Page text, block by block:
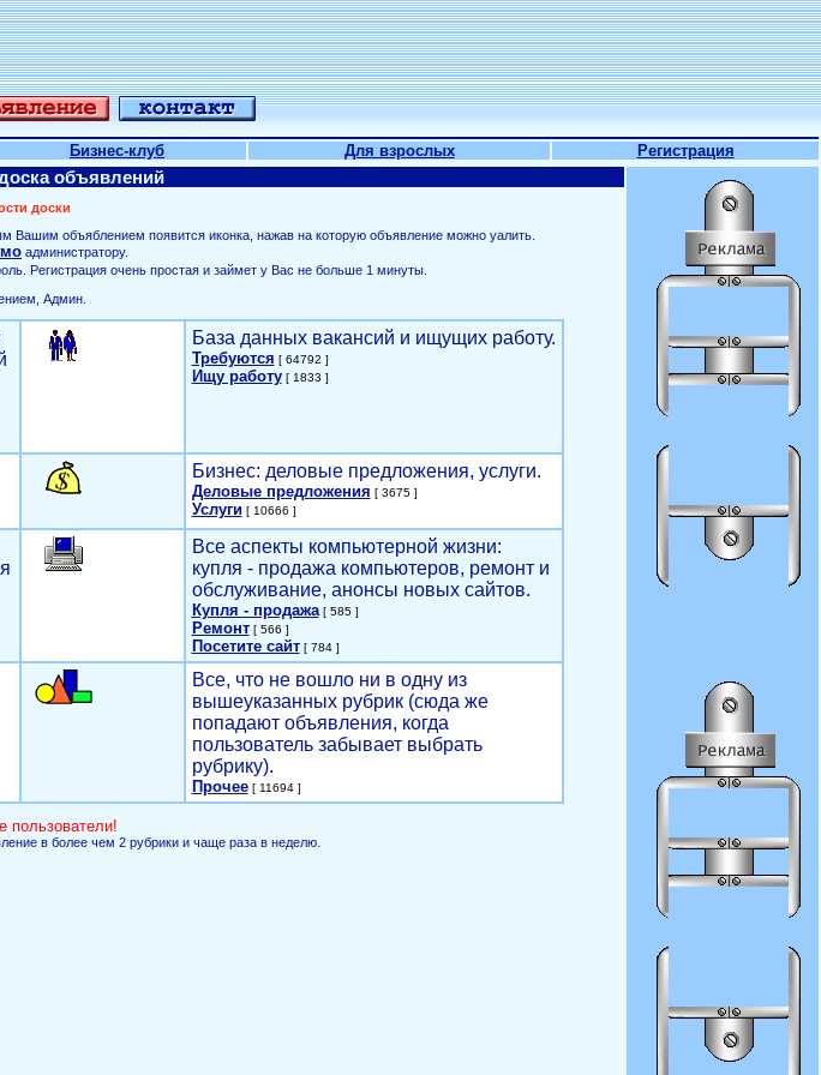
Бизнес-клуб Для взрослых Регистрация
объявлений
доски
объяблением появится иконка, нажав на которую объявление можно уалить.
администратору.
Регистрация очень простая и займет у Вас не больше 1 минуты.
Админ.
База данных вакансий и ищущих работу.
Требуются [ 64792 ]
Ищу работу[ 1833 ]
Бизнес: деловые предложения, услуги.
Деловые предложения [ 3675 ]
Услуги[ 10666 ]
Все аспекты компьютерной жизни:
купля - продажа компьютеров, ремонт и
обслуживание, анонсы новых сайтов.
Купля - продажа[ 585 ]
Ремонт[ 566 ]
Посетите сайт[ 784 ]
Все, что не вошло ни в одну из
вышеуказанных рубрик (сюда же
попадают объявления, когда
пользователь забывает выбрать
рубрику).
Прочее[ 11694 ]
пользователи!
в более чем 2 рубрики и чаще раза в неделю.